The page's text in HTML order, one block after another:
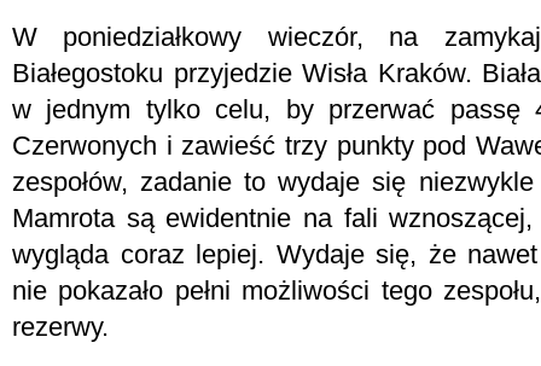
W poniedziałkowy wieczór, na
Białegostoku przyjedzie Wisła Kraków.
w jednym tylko celu, by przerwać passę
Czerwonych i zawieść trzy punkty pod
zespołów, zadanie to wydaje się
Mamrota są ewidentnie na fali
wygląda coraz lepiej. Wydaje się, że
nie pokazało pełni możliwości tego
rezerwy.